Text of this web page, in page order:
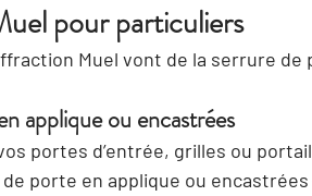
pour particuliers
Muel vont de la serrure de
applique ou encastrées
portes d’entrée, grilles ou
porte en applique ou